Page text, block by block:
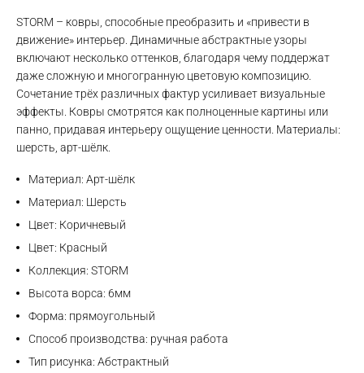
STORM – ковры, способные преобразить и «привести в
движение» интерьер. Динамичные абстрактные узоры
включают несколько оттенков, благодаря чему поддержат
даже сложную и многогранную цветовую композицию.
Сочетание трёх различных фактур усиливает визуальные
эффекты. Ковры смотрятся как полноценные картины или
панно, придавая интерьеру ощущение ценности. Материалы:
шерсть, арт-шёлк.
Материал: Арт-шёлк
Материал: Шерсть
Цвет: Коричневый
Цвет: Красный
Коллекция: STORM
Высота ворса: 6мм
Форма: прямоугольный
Способ производства: ручная работа
Тип рисунка: Абстрактный
Max
WhatsApp
Telegram